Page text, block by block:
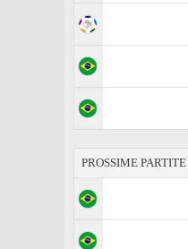
PROSSIME PARTITE